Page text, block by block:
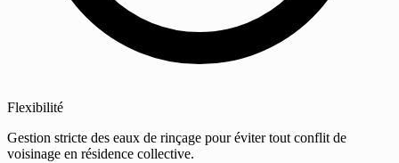
Flexibilité
Gestion stricte des eaux de rinçage pour éviter tout conflit de
voisinage en résidence collective.